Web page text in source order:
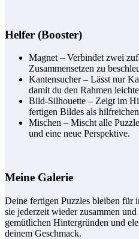
Helfer (Booster)
Magnet – Verbindet zwei
Zusammensetzen zu
Kantensucher – Lässt nur
damit du den Rahmen
Bild-Silhouette – Zeigt im
fertigen Bildes als
Mischen – Mischt alle
und eine neue Perspektive.
Meine Galerie
Deine fertigen Puzzles bleiben für
sie jederzeit wieder zusammen
gemütlichen Hintergründen und
deinem Geschmack.